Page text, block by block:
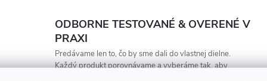
ODBORNE TESTOVANÉ & OVERENÉ V
PRAXI
Predávame len to, čo by sme dali do vlastnej dielne.
Každý produkt porovnávame a vyberáme tak, aby